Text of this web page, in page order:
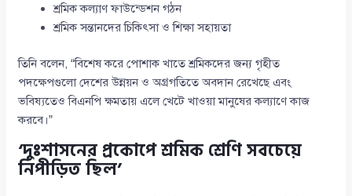
শ্রমিক কল্যাণ ফাউন্ডেশন গঠন
শ্রমিক সন্তানদের চিকিৎসা ও শিক্ষা সহায়তা
তিনি বলেন, “বিশেষ করে পোশাক খাতে শ্রমিকদের জন্য গৃহীত
পদক্ষেপগুলো দেশের উন্নয়ন ও অগ্রগতিতে অবদান রেখেছে এবং
ভবিষ্যতেও বিএনপি ক্ষমতায় এলে খেটে খাওয়া মানুষের কল্যাণে কাজ
করবে।”
‘দুঃশাসনের প্রকোপে শ্রমিক শ্রেণি সবচেয়ে
নিপীড়িত ছিল’